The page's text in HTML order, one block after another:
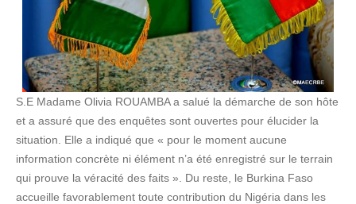
S.E Madame Olivia ROUAMBA a salué la démarche de son hôte
et a assuré que des enquêtes sont ouvertes pour élucider la
situation. Elle a indiqué que « pour le moment aucune
information concrète ni élément n’a été enregistré sur le terrain
qui prouve la véracité des faits ». Du reste, le Burkina Faso
accueille favorablement toute contribution du Nigéria dans les